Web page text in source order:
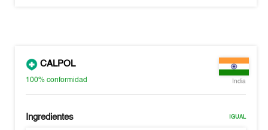
CALPOL
100%conformidad India
Ingredientes IGUAL